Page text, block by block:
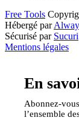
Free Tools
Hébergé par
Sécurisé par Sucuri
Mentions légales
En
Abonnez-
l’ensemble